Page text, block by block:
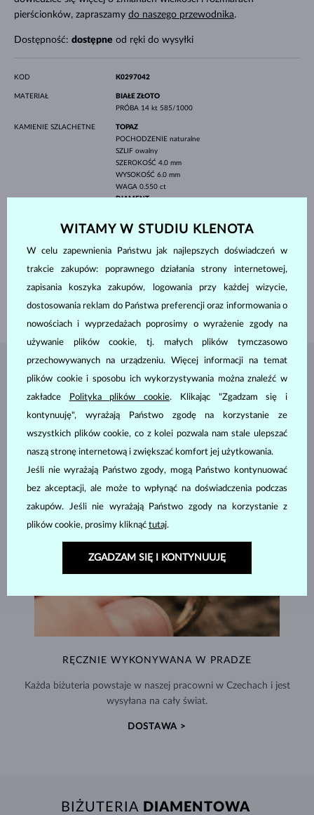
pierścionków, zapraszamy do naszego przewodnika.
Dostępność: dostępne od ręki do wysyłki
KOD K0297042
MATERIAŁ
BIAŁE ZŁOTO
PRÓBA 14 kt 585/1000
KAMIENIE SZLACHETNE
TOPAZ
POCHODZENIE naturalne
SZLIF owalny
SZEROKOŚĆ 4.0 mm
WYSOKOŚĆ 6.0 mm
WAGA 0.550 ct
DIAMENT
SZLIF
okrągły
CZYSTOŚĆ
SI
KOLOR
WAGA0.042 ct
SZEROKOŚĆ 2.25 mm
WAGA 1.85 g
BIŻUTERIA ZATELIER KLENOTA
RĘCZNIE WYKONYWANA W PRADZE
Każda biżuteria powstaje w naszej pracowni w Czechach i jest
wysyłana na cały świat.
DOSTAWA >
BIŻUTERIA DIAMENTOWA
WITAMY W STUDIU KLENOTA
W celu zapewnienia Państwu jak najlepszych doświadczeń w
trakcie zakupów: poprawnego działania strony internetowej,
zapisania koszyka zakupów, logowania przy każdej wizycie,
dostosowania reklam do Państwa preferencji oraz informowania o
nowościach i wyprzedażach poprosimy o wyrażenie zgody na
używanie plików cookie, tj. małych plików tymczasowo
przechowywanych na urządzeniu. Więcej informacji na temat
plików cookie i sposobu ich wykorzystywania można znaleźć w
zakładce
Polityka plików cookie. Klikając "Zgadzam się i
kontynuuję", wyrażają Państwo zgodę na korzystanie ze
wszystkich plików cookie, co z kolei pozwala nam stale ulepszać
naszą stronę internetową i zwiększać komfort jej użytkowania.
Jeśli nie wyrażają Państwo zgody, mogą Państwo kontynuować
bez akceptacji, ale może to wpłynąć na doświadczenia podczas
zakupów. Jeśli nie wyrażają Państwo zgody na korzystanie z
plików cookie, prosimy kliknąć tutaj.
ZGADZAM SIĘ I KONTYNUUJĘ